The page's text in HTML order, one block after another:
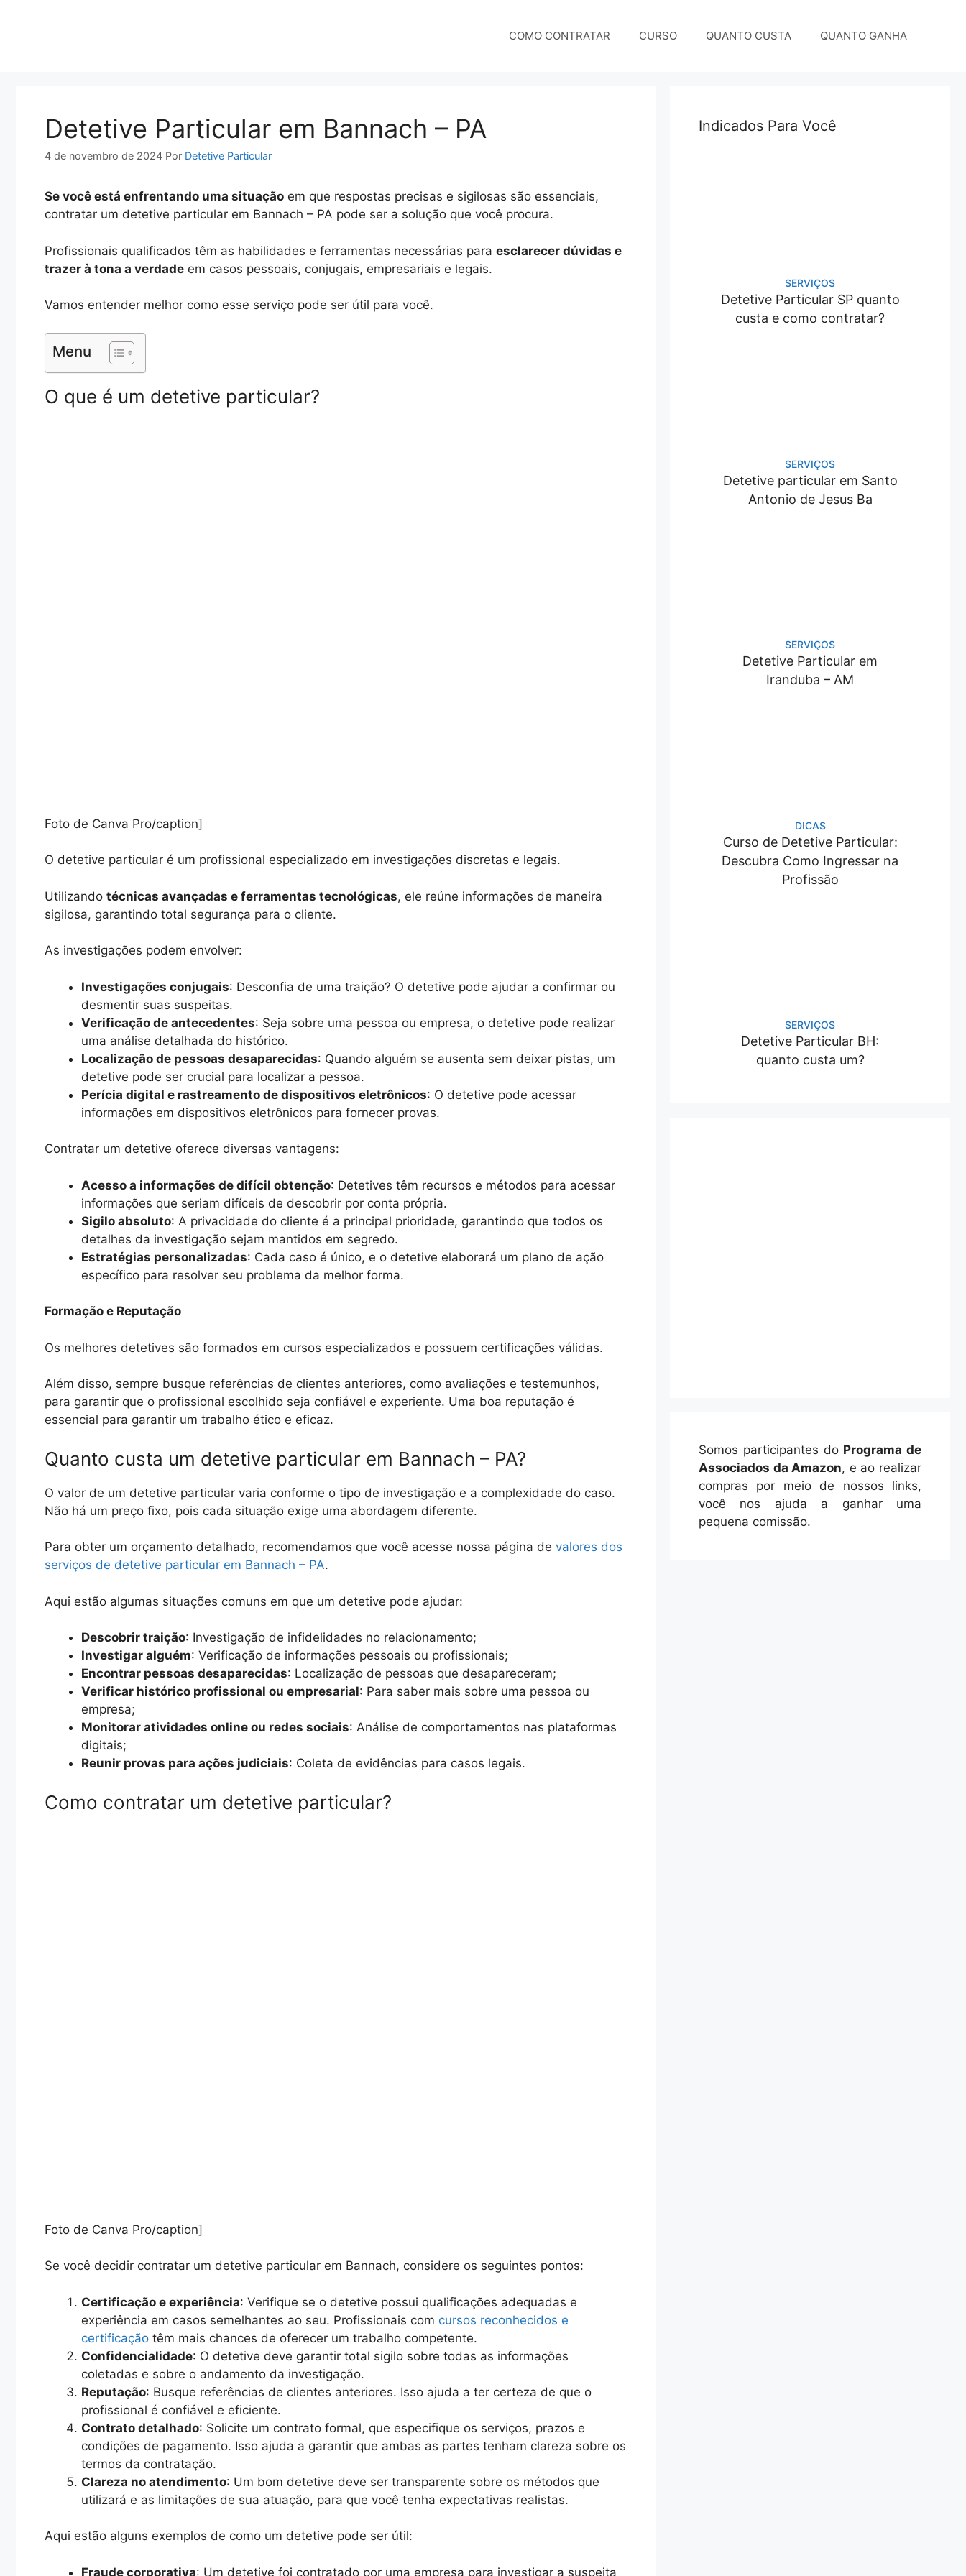
COMO CONTRATAR CURSO QUANTO CUSTA QUANTO GANHA
Detetive Particular em Bannach – PA
4 de novembro de 2024 Por Detetive Particular
Se você está enfrentando uma situação em que respostas precisas e sigilosas são essenciais,
contratar um detetive particular em Bannach – PA pode ser a solução que você procura.
Profissionais qualificados têm as habilidades e ferramentas necessárias para esclarecer dúvidas e
trazer à tona a verdade em casos pessoais, conjugais, empresariais e legais.
Vamos entender melhor como esse serviço pode ser útil para você.
Menu
O que é um detetive particular?
Foto de Canva Pro/caption]
O detetive particular é um profissional especializado em investigações discretas e legais.
Utilizando técnicas avançadas e ferramentas tecnológicas, ele reúne informações de maneira
sigilosa, garantindo total segurança para o cliente.
As investigações podem envolver:
Investigações conjugais: Desconfia de uma traição? O detetive pode ajudar a confirmar ou
desmentir suas suspeitas.
Verificação de antecedentes: Seja sobre uma pessoa ou empresa, o detetive pode realizar
uma análise detalhada do histórico.
Localização de pessoas desaparecidas: Quando alguém se ausenta sem deixar pistas, um
detetive pode ser crucial para localizar a pessoa.
Perícia digital e rastreamento de dispositivos eletrônicos: O detetive pode acessar
informações em dispositivos eletrônicos para fornecer provas.
Contratar um detetive oferece diversas vantagens:
Acesso a informações de difícil obtenção: Detetives têm recursos e métodos para acessar
informações que seriam difíceis de descobrir por conta própria.
Sigilo absoluto: A privacidade do cliente é a principal prioridade, garantindo que todos os
detalhes da investigação sejam mantidos em segredo.
Estratégias personalizadas: Cada caso é único, e o detetive elaborará um plano de ação
específico para resolver seu problema da melhor forma.
Formação e Reputação
Os melhores detetives são formados em cursos especializados e possuem certificações válidas.
Além disso, sempre busque referências de clientes anteriores, como avaliações e testemunhos,
para garantir que o profissional escolhido seja confiável e experiente. Uma boa reputação é
essencial para garantir um trabalho ético e eficaz.
Quanto custa um detetive particular em Bannach – PA?
O valor de um detetive particular varia conforme o tipo de investigação e a complexidade do caso.
Não há um preço fixo, pois cada situação exige uma abordagem diferente.
Para obter um orçamento detalhado, recomendamos que você acesse nossa página de valores dos
serviços de detetive particular em Bannach – PA.
Aqui estão algumas situações comuns em que um detetive pode ajudar:
Descobrir traição: Investigação de infidelidades no relacionamento;
Investigar alguém: Verificação de informações pessoais ou profissionais;
Encontrar pessoas desaparecidas: Localização de pessoas que desapareceram;
Verificar histórico profissional ou empresarial: Para saber mais sobre uma pessoa ou
empresa;
Monitorar atividades online ou redes sociais: Análise de comportamentos nas plataformas
digitais;
Reunir provas para ações judiciais: Coleta de evidências para casos legais.
Como contratar um detetive particular?
Foto de Canva Pro/caption]
Se você decidir contratar um detetive particular em Bannach, considere os seguintes pontos:
Certificação e experiência: Verifique se o detetive possui qualificações adequadas e
experiência em casos semelhantes ao seu. Profissionais com cursos reconhecidos e
certificação têm mais chances de oferecer um trabalho competente.
Confidencialidade: O detetive deve garantir total sigilo sobre todas as informações
coletadas e sobre o andamento da investigação.
Reputação: Busque referências de clientes anteriores. Isso ajuda a ter certeza de que o
profissional é confiável e eficiente.
Contrato detalhado: Solicite um contrato formal, que especifique os serviços, prazos e
condições de pagamento. Isso ajuda a garantir que ambas as partes tenham clareza sobre os
termos da contratação.
Clareza no atendimento: Um bom detetive deve ser transparente sobre os métodos que
utilizará e as limitações de sua atuação, para que você tenha expectativas realistas.
Aqui estão alguns exemplos de como um detetive pode ser útil:
Fraude corporativa: Um detetive foi contratado por uma empresa para investigar a suspeita
Indicados Para Você
SERVIÇOS
Detetive Particular SP quanto
custa e como contratar?
SERVIÇOS
Detetive particular em Santo
Antonio de Jesus Ba
SERVIÇOS
Detetive Particular em
Iranduba – AM
DICAS
Curso de Detetive Particular:
Descubra Como Ingressar na
Profissão
SERVIÇOS
Detetive Particular BH:
quanto custa um?
Somos participantes do Programa de
Associados da Amazon, e ao realizar
compras por meio de nossos links,
você nos ajuda a ganhar uma
pequena comissão.